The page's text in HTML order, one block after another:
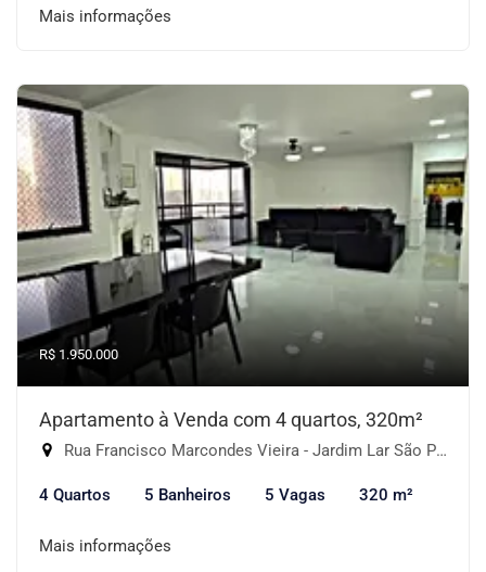
Mais informações
R$ 1.950.000
Apartamento à Venda com 4 quartos, 320m²
Rua Francisco Marcondes Vieira - Jardim Lar São Paulo, São Paulo-SP
4 Quartos 5 Banheiros 5 Vagas 320 m²
Mais informações